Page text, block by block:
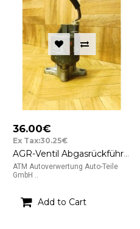
36.00€
Ex Tax:30.25€
AGR-Ventil Abgasrückführventil AGR Ventil Opel Vectra B
ATM Autoverwertung Auto-Teile
GmbH ..
Add to Cart